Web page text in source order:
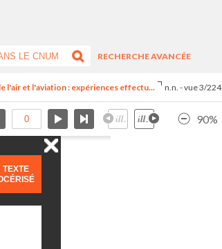
RECHERCHE AVANCÉE
l'air et l'aviation : expériences effectu... n.n. - vue 3/224
90%
TEXTE